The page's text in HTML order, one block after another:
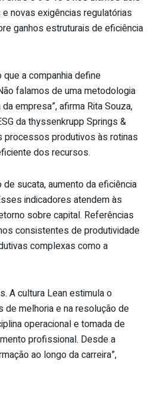
novas exigências regulatórias
ganhos estruturais de eficiência
a companhia define
falamos de uma metodologia
empresa”, afirma Rita Souza,
da thyssenkrupp Springs &
processos produtivos às rotinas
dos recursos.
sucata, aumento da eficiência
indicadores atendem às
sobre capital. Referências
consistentes de produtividade
complexas como a
A cultura Lean estimula o
melhoria e na resolução de
operacional e tomada de
profissional. Desde a
ao longo da carreira”,